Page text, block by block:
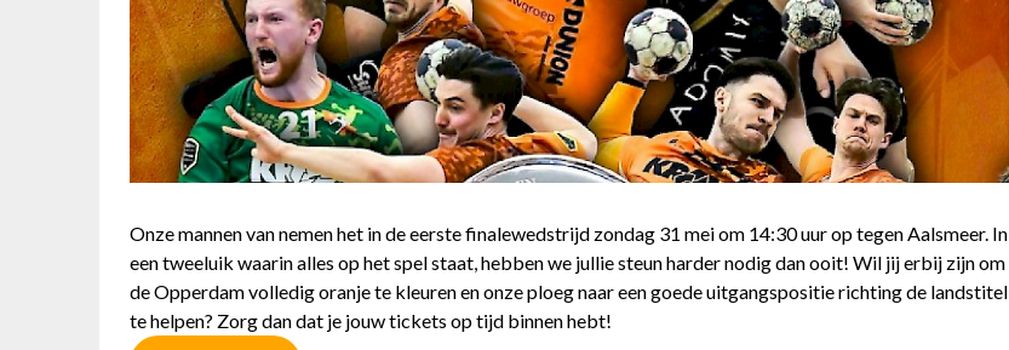
Onze mannen van nemen het in de eerste finalewedstrijd zondag 31 mei om 14:30 uur op tegen Aalsmeer. In
een tweeluik waarin alles op het spel staat, hebben we jullie steun harder nodig dan ooit! Wil jij erbij zijn om
de Opperdam volledig oranje te kleuren en onze ploeg naar een goede uitgangspositie richting de landstitel
te helpen? Zorg dan dat je jouw tickets op tijd binnen hebt!